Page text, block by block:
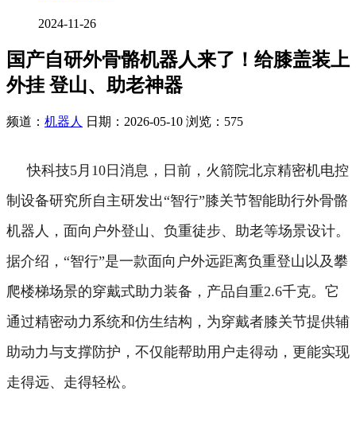
2024-11-26
国产自研外骨骼机器人来了！给膝盖装上
外挂 登山、助老神器
频道： 机器人 日期： 2026-05-10 浏览：575
快科技5月10日消息，日前，火箭院北京精密机电控
制设备研究所自主研发出“智行”膝关节智能助行外骨骼
机器人，面向户外登山、负重徒步、助老等场景设计。
据介绍，“智行”是一款面向户外远距离负重登山以及攀
爬楼梯场景的穿戴式助力装备，产品自重2.6千克。它
通过精密动力系统和仿生结构，为穿戴者膝关节提供辅
助动力与支撑防护，不仅能帮助用户走得动，更能实现
走得远、走得轻松。